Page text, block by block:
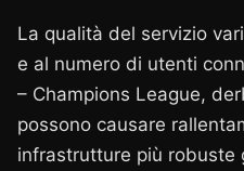
La qualità del servizio
e al numero di utenti
– Champions League,
possono causare
infrastrutture più robuste